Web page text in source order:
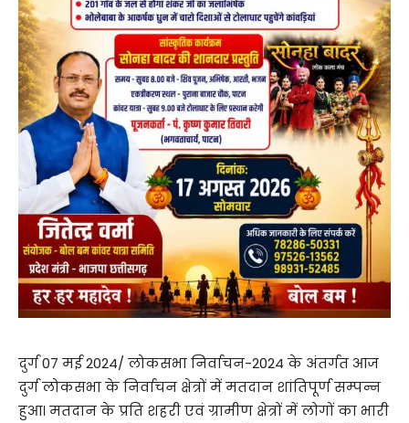
दुर्ग 07 मई 2024/ लोकसभा निर्वाचन-2024 के अंतर्गत आज
दुर्ग लोकसभा के निर्वाचन क्षेत्रों में मतदान शांतिपूर्ण सम्पन्न
हुआ। मतदान के प्रति शहरी एवं ग्रामीण क्षेत्रों में लोगों का भारी